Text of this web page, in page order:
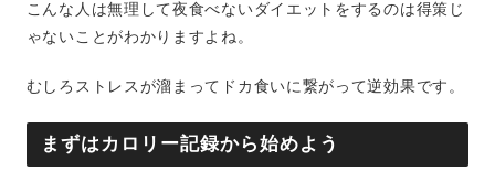
こんな人は無理して夜食べないダイエットをするのは得策じ
ゃないことがわかりますよね。
むしろストレスが溜まってドカ食いに繋がって逆効果です。
まずはカロリー記録から始めよう